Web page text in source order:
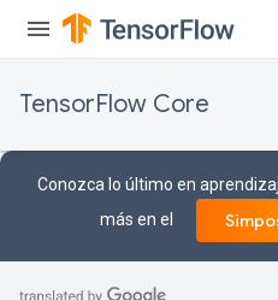
TensorFlow Core
Conozca lo último en
más en el